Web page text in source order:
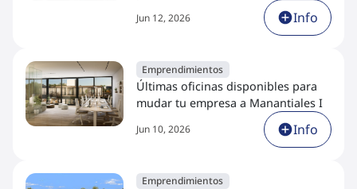
Jun 12, 2026 Info
Emprendimientos
Últimas oficinas disponibles para
mudar tu empresa a Manantiales I
Jun 10, 2026 Info
Emprendimientos